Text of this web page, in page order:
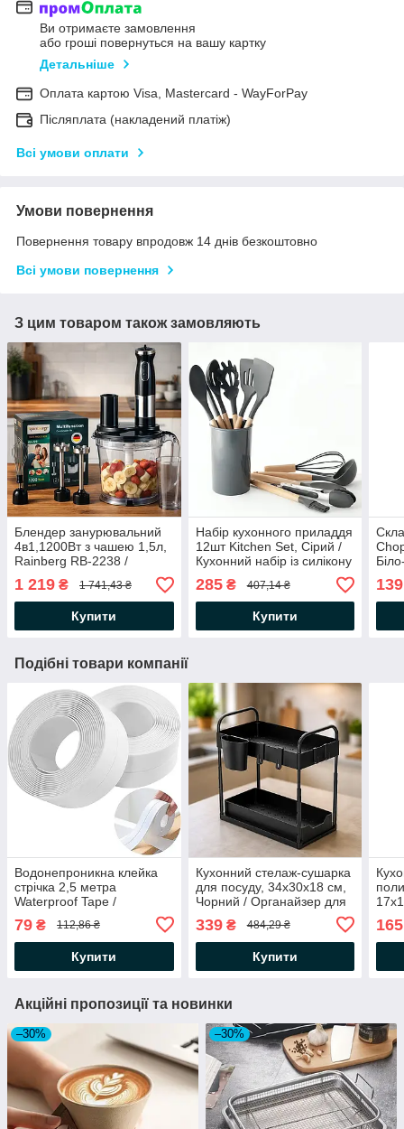
Ви отримаєте замовлення
або гроші повернуться на вашу картку
Детальніше
Оплата картою Visa, Mastercard - WayForPay
Післяплата (накладений платіж)
Всі умови оплати
Умови повернення
Повернення товару впродовж 14 днів безкоштовно
Всі умови повернення
З цим товаром також замовляють
Блендер занурювальний
4в1,1200Вт з чашею 1,5л,
Rainberg RB-2238 /
Ручний блендер з
міксером
1 219 ₴ 1 741,43 ₴
Купити
Набір кухонного приладдя
12шт Kitchen Set, Сірий /
Кухонний набір із силікону
285₴ 407,14 ₴
Купити
Подібні товари компанії
Водонепроникна клейка
стрічка 2,5 метра
Waterproof Tape /
ванної кімнати та кухні
79 ₴ 112,86 ₴
Купити
Кухонний стелаж-сушарка
для посуду, 34х30х18 см,
Чорний / Органайзер для
дворівневий / Полиця
настільна з гачками
339₴ 484,29 ₴
Купити
165
Акційні пропозиції та новинки
–30% –30%